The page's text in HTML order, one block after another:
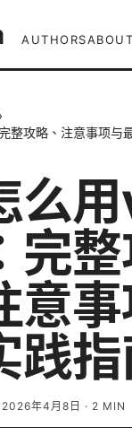
AUTHORS
›
整攻略、注意事项与
么
完
意
践
2026年4月8日 · 2 MIN